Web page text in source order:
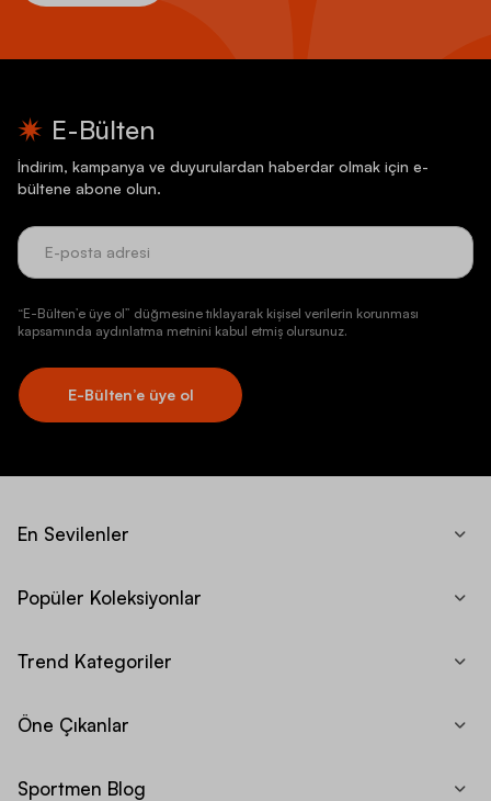
E-Bülten
İndirim, kampanya ve duyurulardan haberdar olmak için e-
bültene abone olun.
“E-Bülten’e üye ol” düğmesine tıklayarak kişisel verilerin korunması
kapsamında aydınlatma metnini kabul etmiş olursunuz.
E-Bülten’e üye ol
En Sevilenler
Popüler Koleksiyonlar
Trend Kategoriler
Öne Çıkanlar
Sportmen Blog